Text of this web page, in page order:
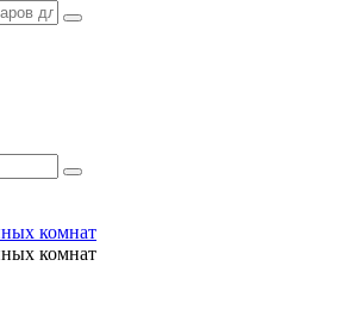
комнат
комнат